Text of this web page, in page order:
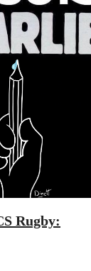
Rugby: